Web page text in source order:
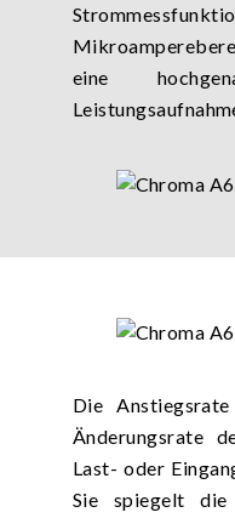
eine
Die
Änderungsrate
Last- oder
Sie spiegelt